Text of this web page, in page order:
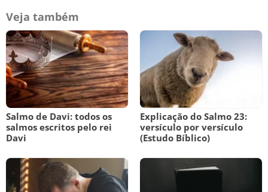
Veja também
Salmo de Davi: todos os
salmos escritos pelo rei
Davi
Explicação do Salmo 23:
versículo por versículo
(Estudo Bíblico)